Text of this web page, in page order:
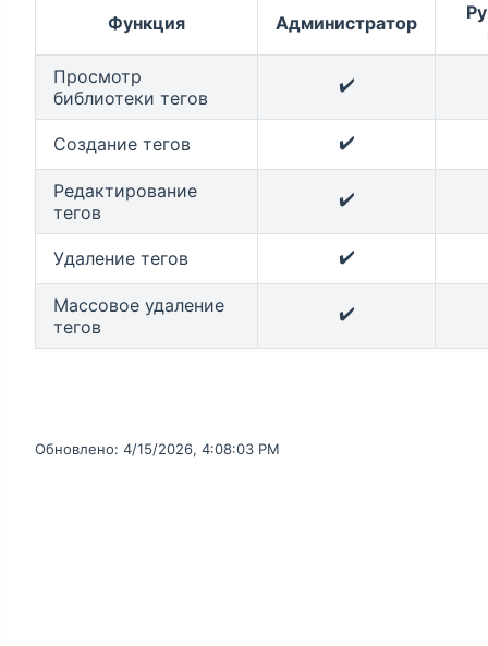
Функция Администратор
Просмотр
библиотеки тегов
✔️
Создание тегов ✔️
Редактирование
тегов
✔️
Удаление тегов ✔️
Массовое удаление
тегов
✔️
Обновлено: 4/15/2026, 4:08:03 PM